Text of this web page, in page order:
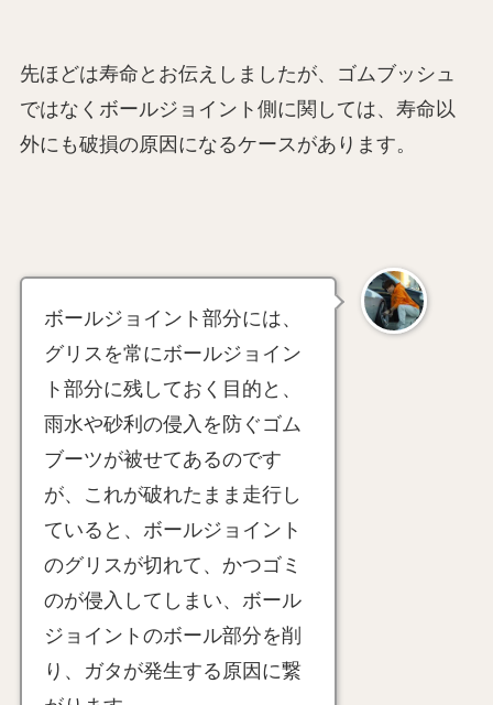
先ほどは寿命とお伝えしましたが、ゴムブッシュ
ではなくボールジョイント側に関しては、寿命以
外にも破損の原因になるケースがあります。
ボールジョイント部分には、
グリスを常にボールジョイン
ト部分に残しておく目的と、
雨水や砂利の侵入を防ぐゴム
ブーツが被せてあるのです
が、これが破れたまま走行し
ていると、ボールジョイント
のグリスが切れて、かつゴミ
のが侵入してしまい、ボール
ジョイントのボール部分を削
り、ガタが発生する原因に繋